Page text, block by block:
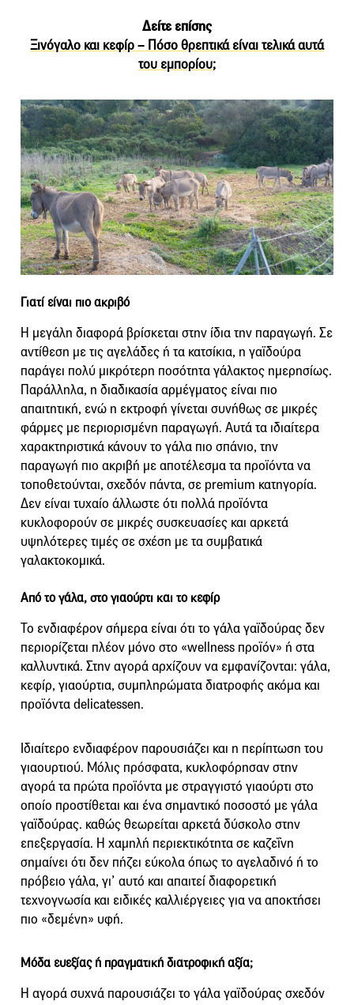
Δείτε επίσης
Ξινόγαλο και κεφίρ – Πόσο θρεπτικά είναι τελικά αυτά
του εμπορίου;
Γιατί είναι πιο ακριβό
Η μεγάλη διαφορά βρίσκεται στην ίδια την παραγωγή. Σε
αντίθεση με τις αγελάδες ή τα κατσίκια, η γαϊδούρα
παράγει πολύ μικρότερη ποσότητα γάλακτος ημερησίως.
Παράλληλα, η διαδικασία αρμέγματος είναι πιο
απαιτητική, ενώ η εκτροφή γίνεται συνήθως σε μικρές
φάρμες με περιορισμένη παραγωγή. Αυτά τα ιδιαίτερα
χαρακτηριστικά κάνουν το γάλα πιο σπάνιο, την
παραγωγή πιο ακριβή με αποτέλεσμα τα προϊόντα να
τοποθετούνται, σχεδόν πάντα, σε premium κατηγορία.
Δεν είναι τυχαίο άλλωστε ότι πολλά προϊόντα
κυκλοφορούν σε μικρές συσκευασίες και αρκετά
υψηλότερες τιμές σε σχέση με τα συμβατικά
γαλακτοκομικά.
Από το γάλα, στο γιαούρτι και το κεφίρ
Το ενδιαφέρον σήμερα είναι ότι το γάλα γαϊδούρας δεν
περιορίζεται πλέον μόνο στο «wellness προϊόν» ή στα
καλλυντικά. Στην αγορά αρχίζουν να εμφανίζονται: γάλα,
κεφίρ, γιαούρτια, συμπληρώματα διατροφής ακόμα και
προϊόντα delicatessen.
Ιδιαίτερο ενδιαφέρον παρουσιάζει και η περίπτωση του
γιαουρτιού. Μόλις πρόσφατα, κυκλοφόρησαν στην
αγορά τα πρώτα προϊόντα με στραγγιστό γιαούρτι στο
οποίο προστίθεται και ένα σημαντικό ποσοστό με γάλα
γαϊδούρας. καθώς θεωρείται αρκετά δύσκολο στην
επεξεργασία. Η χαμηλή περιεκτικότητα σε καζεΐνη
σημαίνει ότι δεν πήζει εύκολα όπως το αγελαδινό ή το
πρόβειο γάλα, γι’ αυτό και απαιτεί διαφορετική
τεχνογνωσία και ειδικές καλλιέργειες για να αποκτήσει
πιο «δεμένη» υφή.
Μόδα ευεξίας ή πραγματική διατροφική αξία;
Η αγορά συχνά παρουσιάζει το γάλα γαϊδούρας σχεδόν